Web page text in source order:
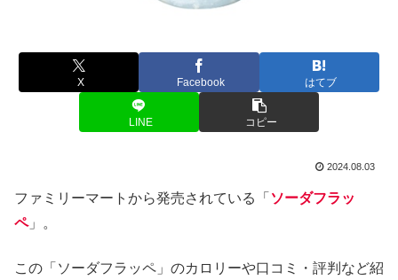
X Facebook はてブ
LINE コピー
2024.08.03
ファミリーマートから発売されている「 ソーダフラッ
ペ」。
この「ソーダフラッペ」のカロリーや口コミ・評判など紹